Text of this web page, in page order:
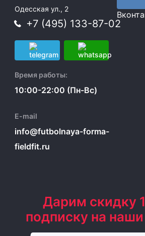
Одесская ул., 2
+7 (495) 133-87-02
Время работы:
10:00-22:00 (Пн-Вс)
E-mail
info@futbolnaya-forma-
fieldfit.ru
Дарим скидку
подписку на